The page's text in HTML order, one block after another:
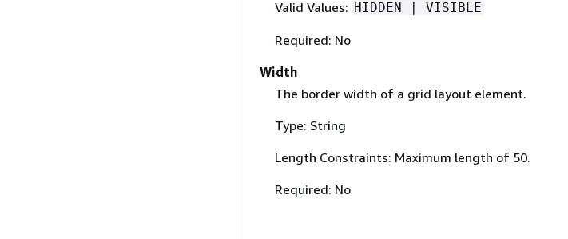
Valid Values: HIDDEN | VISIBLE
Required: No
Width
The border width of a grid layout element.
Type: String
Length Constraints: Maximum length of 50.
Required: No